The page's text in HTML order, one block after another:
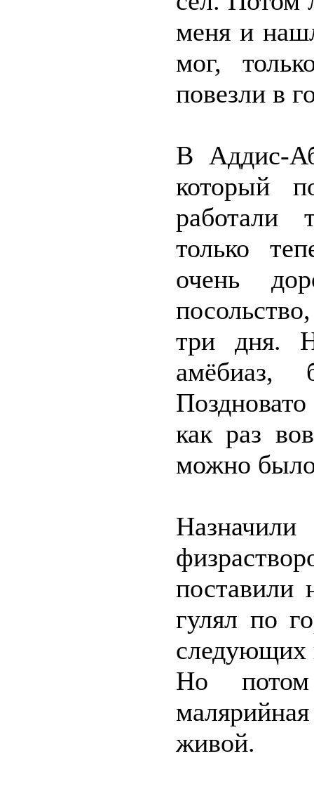
меня и
мог,
повезли в
В Аддис-
который
работали
только
очень
три дня.
как раз
можно
поставили
гулял по
следующих
Но потом
живой.